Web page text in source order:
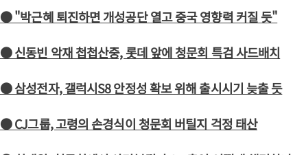
● "박근혜 퇴진하면 개성공단 열고 중국 영향력 커질 듯"
● 신동빈 악재 첩첩산중, 롯데 앞에 청문회 특검 사드배치
● 삼성전자, 갤럭시S8 안정성 확보 위해 출시시기 늦출 듯
● CJ그룹, 고령의 손경식이 청문회 버틸지 걱정 태산